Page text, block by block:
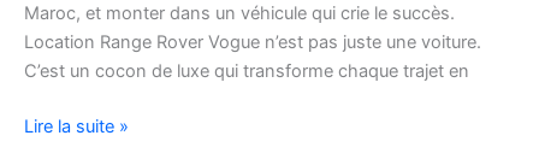
Maroc, et monter dans un véhicule qui crie le succès.
Location Range Rover Vogue n’est pas juste une voiture.
C’est un cocon de luxe qui transforme chaque trajet en
Location
Lire la suite »